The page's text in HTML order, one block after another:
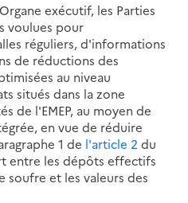
exécutif, les Parties
voulues pour
réguliers, d'informations
de réductions des
au niveau
situés dans la zone
de l'EMEP, au moyen de
en vue de réduire
1 de l'article 2 du
entre les dépôts effectifs
soufre et les valeurs des